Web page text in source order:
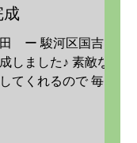
ー 駿河区国吉田に
しました♪ 素敵なエ
てくれるので 毎日の